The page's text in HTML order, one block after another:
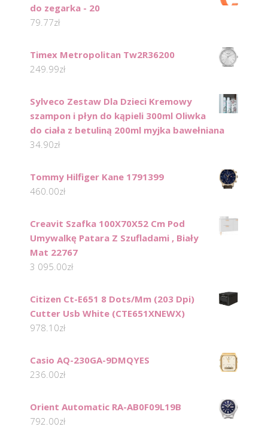
do zegarka - 20
79.77zł
Timex Metropolitan Tw2R36200
249.99zł
Sylveco Zestaw Dla Dzieci Kremowy
szampon i płyn do kąpieli 300ml Oliwka
do ciała z betuliną 200ml myjka bawełniana
34.90zł
Tommy Hilfiger Kane 1791399
460.00zł
Creavit Szafka 100X70X52 Cm Pod
Umywalkę Patara Z Szufladami , Biały
Mat 22767
3 095.00zł
Citizen Ct-E651 8 Dots/Mm (203 Dpi)
Cutter Usb White (CTE651XNEWX)
978.10zł
Casio AQ-230GA-9DMQYES
236.00zł
Orient Automatic RA-AB0F09L19B
792.00zł